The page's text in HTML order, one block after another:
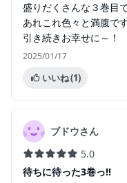
盛りだくさんな３巻目
あれこれ色々と満腹で
引き続きお幸せに～！
2025/01/17
いいね(1)
ブドウさん
5.0
待ちに待った3巻っ!!